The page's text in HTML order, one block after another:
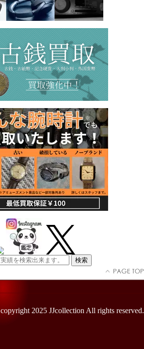
copyright 2025 JJcollection All rights reserved.